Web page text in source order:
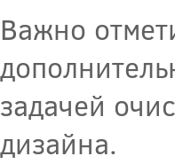
Важно
задачей
дизайна.